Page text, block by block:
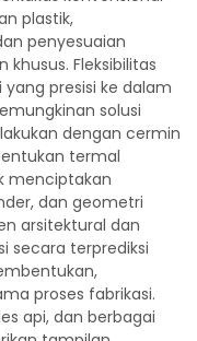
plastik,
penyesuaian
Fleksibilitas
presisi ke dalam
solusi
dengan cermin
termal
menciptakan
dan geometri
arsitektural dan
secara terprediksi
proses fabrikasi.
api, dan berbagai